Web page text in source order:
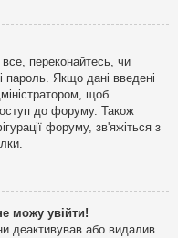
переконайтесь, чи
пароль. Якщо дані введені
щоб
до форуму. Також
форуму, зв'яжіться з
можу увійти!
деактивував або видалив